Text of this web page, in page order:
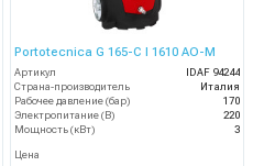
Portotecnica G 165-C I 1610 AO-M
Артикул
IDAF 94244
Страна-производитель
Италия
Рабочее давление (бар)
170
Электропитание (В)
220
Мощность (кВт)
3
Цена